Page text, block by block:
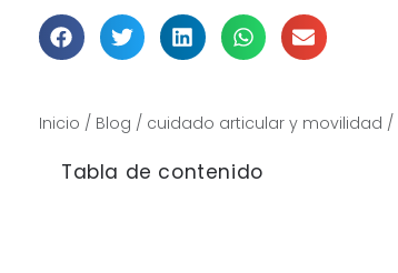
Inicio / Blog / cuidado articular y movilidad /
Tabla de contenido